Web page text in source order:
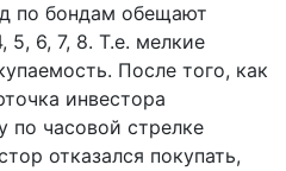
по бондам обещают
5, 6, 7, 8. Т.е. мелкие
После того, как
инвестора
по часовой стрелке
отказался покупать,